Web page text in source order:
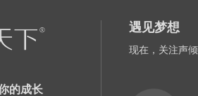
的成长
遇见梦想
现在，关注声